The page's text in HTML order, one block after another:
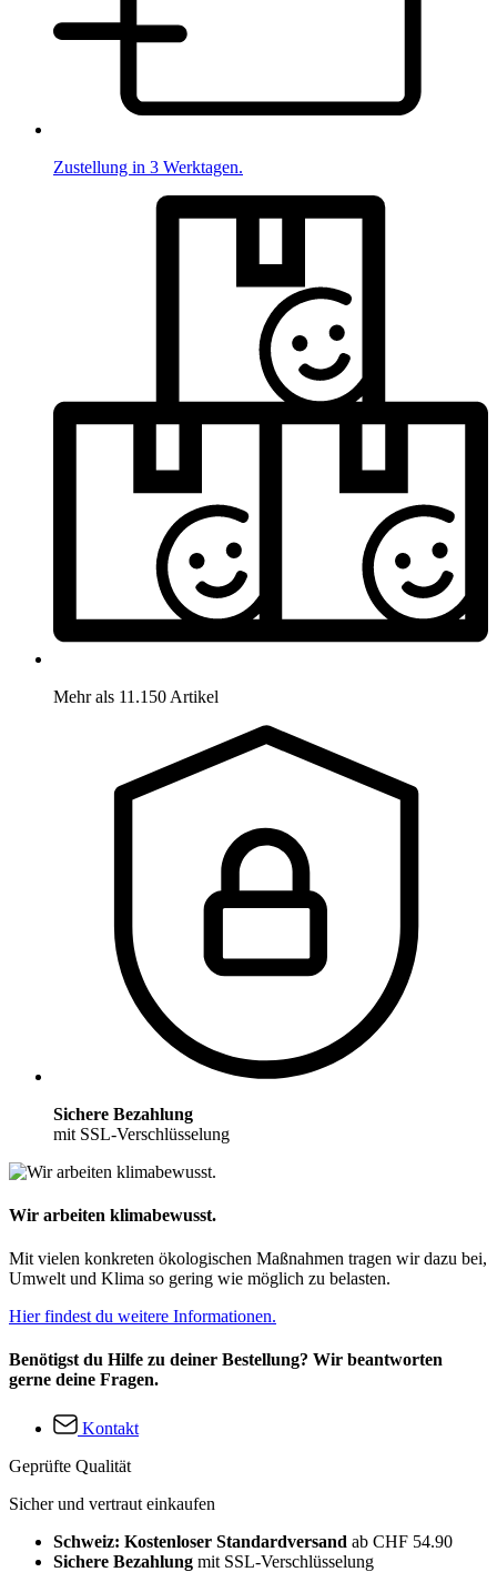
Zustellung in 3 Werktagen.
Mehr als 11.150 Artikel
Sichere Bezahlung
mit SSL-Verschlüsselung
Wir arbeiten klimabewusst.
Mit vielen konkreten ökologischen Maßnahmen tragen wir dazu bei,
Umwelt und Klima so gering wie möglich zu belasten.
Hier findest du weitere Informationen.
Benötigst du Hilfe zu deiner Bestellung? Wir beantworten
gerne deine Fragen.
Kontakt
Geprüfte Qualität
Sicher und vertraut einkaufen
Schweiz: Kostenloser Standardversand ab CHF 54.90
Sichere Bezahlung mit SSL-Verschlüsselung